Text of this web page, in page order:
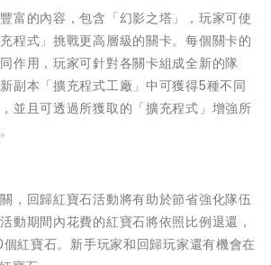
富的內容，包含「幻影之塔」，玩家可使
程式」挑戰更高層級的關卡。每個關卡的
作用，玩家可針對各關卡組成全新的隊
副本「擴充程式工廠」中可獲得5種不同
並且可透過所獲取的「擴充程式」增強所
，回歸紅寶石活動將有助於節省強化隊伍
動期間內花費的紅寶石將依照比例退還，
紅寶石。新手玩家和回歸玩家還有機會在